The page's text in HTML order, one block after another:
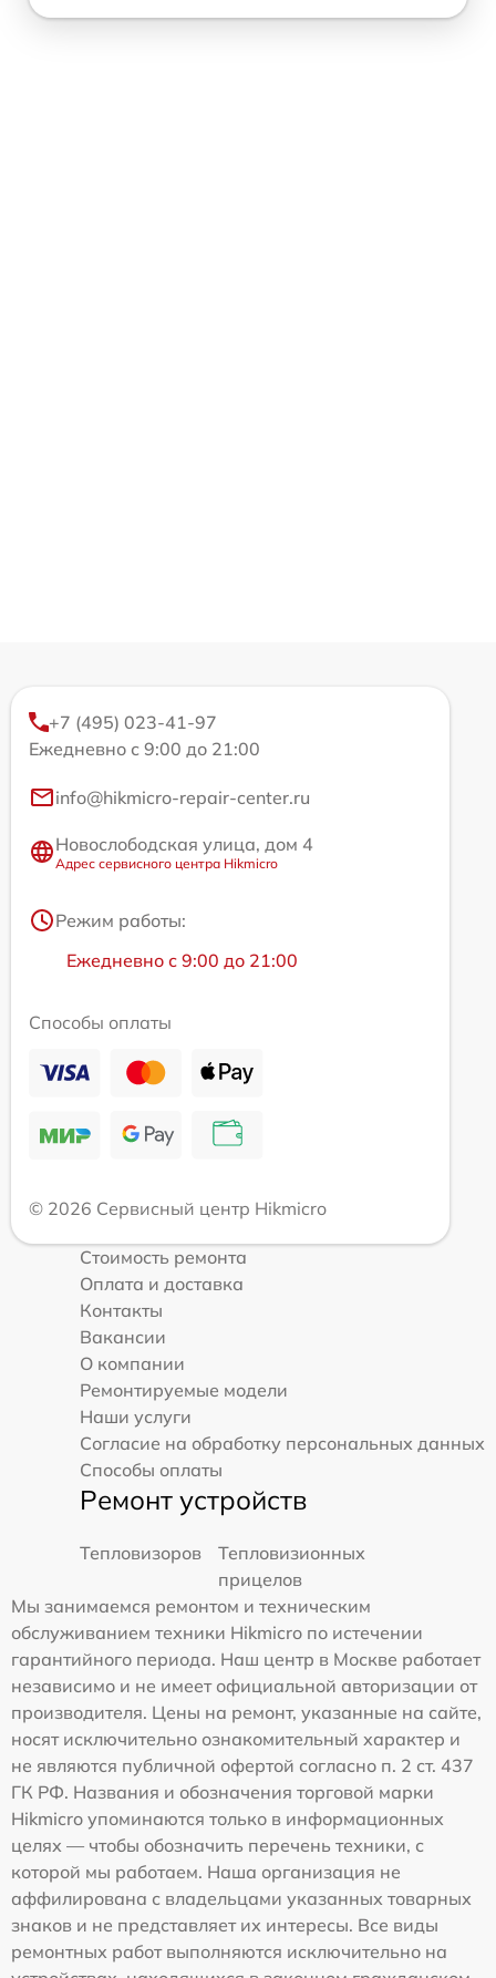
+7 (495) 023-41-97
Ежедневно с 9:00 до 21:00
info@hikmicro-repair-center.ru
Новослободская улица, дом 4
Адрес сервисного центра Hikmicro
Режим работы:
Ежедневно с 9:00 до 21:00
Способы оплаты
© 2026 Сервисный центр Hikmicro
Стоимость ремонта
Оплата и доставка
Контакты
Вакансии
О компании
Ремонтируемые модели
Наши услуги
Согласие на обработку персональных данных
Способы оплаты
Ремонт устройств
Тепловизоров
Тепловизионных
прицелов
Мы занимаемся ремонтом и техническим
обслуживанием техники Hikmicro по истечении
гарантийного периода. Наш центр в Москве работает
независимо и не имеет официальной авторизации от
производителя. Цены на ремонт, указанные на сайте,
носят исключительно ознакомительный характер и
не являются публичной офертой согласно п. 2 ст. 437
ГК РФ. Названия и обозначения торговой марки
Hikmicro упоминаются только в информационных
целях — чтобы обозначить перечень техники, с
которой мы работаем. Наша организация не
аффилирована с владельцами указанных товарных
знаков и не представляет их интересы. Все виды
ремонтных работ выполняются исключительно на